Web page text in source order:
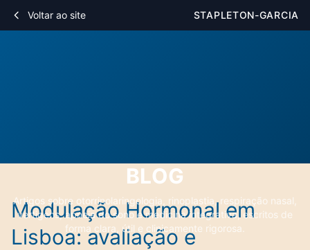
Voltar ao site STAPLETON-GARCIA
BLOG
Artigos sobre otorrinolaringologia, rinoplastia, respiração nasal,
vertigens, apneia do sono e medicina integrativa, escritos de
forma clara, útil e clinicamente rigorosa.
Modulação Hormonal em
Lisboa: avaliação e